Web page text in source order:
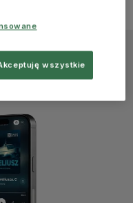
wszystkie